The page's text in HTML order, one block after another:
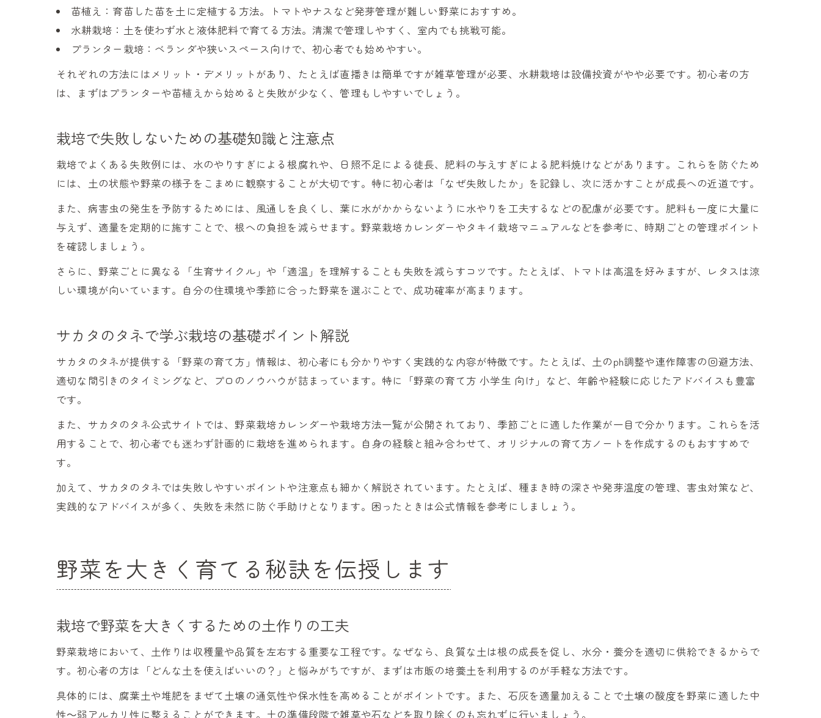
栽培でよくある失敗例とその回避ポイント
難しい野菜の栽培に挑戦するための工夫
畑野菜作り初心者が直面する問題点の対策
栽培失敗から学ぶ成長条件の見直し方法
タキイ栽培マニュアルを活用した失敗対策
苗植え：育苗した苗を土に定植する方法。トマトやナスなど発芽管理が難しい野菜におすすめ。
水耕栽培：土を使わず水と液体肥料で育てる方法。清潔で管理しやすく、室内でも挑戦可能。
プランター栽培：ベランダや狭いスペース向けで、初心者でも始めやすい。
それぞれの方法にはメリット・デメリットがあり、たとえば直播きは簡単ですが雑草管理が必要、水耕栽培は設備投資がやや必要です。初心者の方
は、まずはプランターや苗植えから始めると失敗が少なく、管理もしやすいでしょう。
栽培で失敗しないための基礎知識と注意点
栽培でよくある失敗例には、水のやりすぎによる根腐れや、日照不足による徒長、肥料の与えすぎによる肥料焼けなどがあります。これらを防ぐため
には、土の状態や野菜の様子をこまめに観察することが大切です。特に初心者は「なぜ失敗したか」を記録し、次に活かすことが成長への近道です。
また、病害虫の発生を予防するためには、風通しを良くし、葉に水がかからないように水やりを工夫するなどの配慮が必要です。肥料も一度に大量に
与えず、適量を定期的に施すことで、根への負担を減らせます。野菜栽培カレンダーやタキイ栽培マニュアルなどを参考に、時期ごとの管理ポイント
を確認しましょう。
さらに、野菜ごとに異なる「生育サイクル」や「適温」を理解することも失敗を減らすコツです。たとえば、トマトは高温を好みますが、レタスは涼
しい環境が向いています。自分の住環境や季節に合った野菜を選ぶことで、成功確率が高まります。
サカタのタネで学ぶ栽培の基礎ポイント解説
サカタのタネが提供する「野菜の育て方」情報は、初心者にも分かりやすく実践的な内容が特徴です。たとえば、土のph調整や連作障害の回避方法、
適切な間引きのタイミングなど、プロのノウハウが詰まっています。特に「野菜の育て方 小学生 向け」など、年齢や経験に応じたアドバイスも豊富
です。
また、サカタのタネ公式サイトでは、野菜栽培カレンダーや栽培方法一覧が公開されており、季節ごとに適した作業が一目で分かります。これらを活
用することで、初心者でも迷わず計画的に栽培を進められます。自身の経験と組み合わせて、オリジナルの育て方ノートを作成するのもおすすめで
す。
加えて、サカタのタネでは失敗しやすいポイントや注意点も細かく解説されています。たとえば、種まき時の深さや発芽温度の管理、害虫対策など、
実践的なアドバイスが多く、失敗を未然に防ぐ手助けとなります。困ったときは公式情報を参考にしましょう。
野菜を大きく育てる秘訣を伝授します
栽培で野菜を大きくするための土作りの工夫
野菜栽培において、土作りは収穫量や品質を左右する重要な工程です。なぜなら、良質な土は根の成長を促し、水分・養分を適切に供給できるからで
す。初心者の方は「どんな土を使えばいいの？」と悩みがちですが、まずは市販の培養土を利用するのが手軽な方法です。
具体的には、腐葉土や堆肥をまぜて土壌の通気性や保水性を高めることがポイントです。また、石灰を適量加えることで土壌の酸度を野菜に適した中
性～弱アルカリ性に整えることができます。土の準備段階で雑草や石などを取り除くのも忘れずに行いましょう。